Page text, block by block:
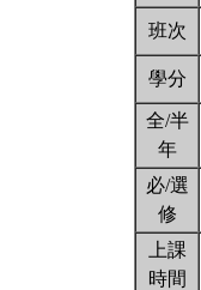
班次
學分
全/半
年
必/選
修
上課
時間